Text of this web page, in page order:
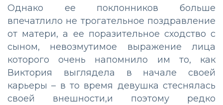
Однако ее поклонников больше
впечатлило не трогательное поздравление
от матери, а ее поразительное сходство с
сыном, невозмутимое выражение лица
которого очень напомнило им то, как
Виктория выглядела в начале своей
карьеры – в то время девушка стеснялась
своей внешности,и поэтому редко